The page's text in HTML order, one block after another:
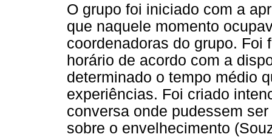
O grupo foi iniciado com a
que naquele momento
coordenadoras do grupo. Foi
horário de acordo com a
determinado o tempo médio
experiências. Foi criado
conversa onde pudessem
sobre o envelhecimento